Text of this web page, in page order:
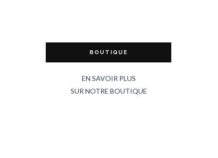
BOUTIQUE
EN SAVOIR PLUS
SUR NOTRE BOUTIQUE